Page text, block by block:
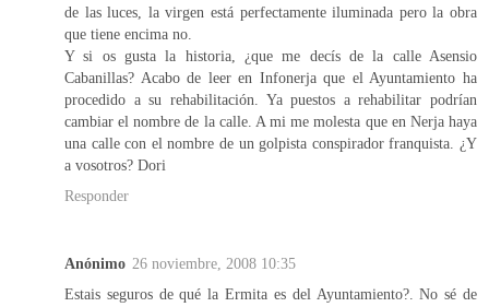
de las luces, la virgen está perfectamente iluminada pero la obra
que tiene encima no.
Y si os gusta la historia, ¿que me decís de la calle Asensio
Cabanillas? Acabo de leer en Infonerja que el Ayuntamiento ha
procedido a su rehabilitación. Ya puestos a rehabilitar podrían
cambiar el nombre de la calle. A mi me molesta que en Nerja haya
una calle con el nombre de un golpista conspirador franquista. ¿Y
a vosotros? Dori
Responder
Anónimo 26 noviembre, 2008 10:35
Estais seguros de qué la Ermita es del Ayuntamiento?. No sé de